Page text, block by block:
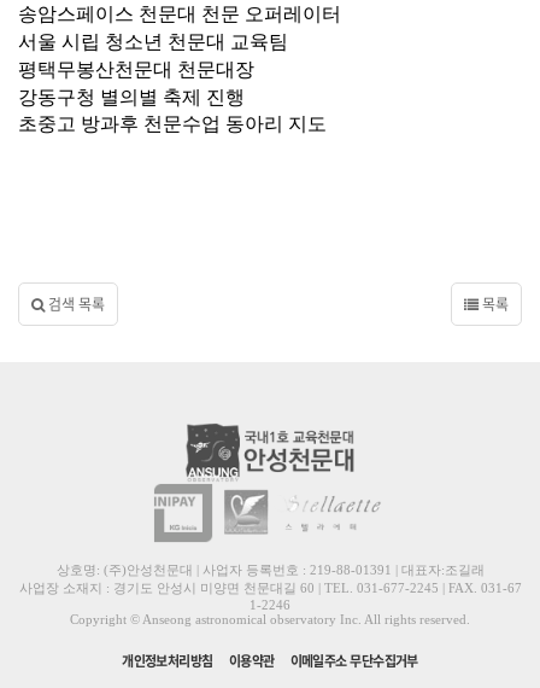
송암스페이스 천문대 천문 오퍼레이터
서울 시립 청소년 천문대 교육팀
평택무봉산천문대 천문대장
강동구청 별의별 축제 진행
초중고 방과후 천문수업 동아리 지도
검색 목록 목록
상호명: (주)안성천문대 | 사업자 등록번호 : 219-88-01391 | 대표자:조길래
사업장 소재지 : 경기도 안성시 미양면 천문대길 60 | TEL. 031-677-2245 | FAX. 031-67
1-2246
Copyright © Anseong astronomical observatory Inc. All rights reserved.
개인정보처리방침 이용약관 이메일주소 무단수집거부